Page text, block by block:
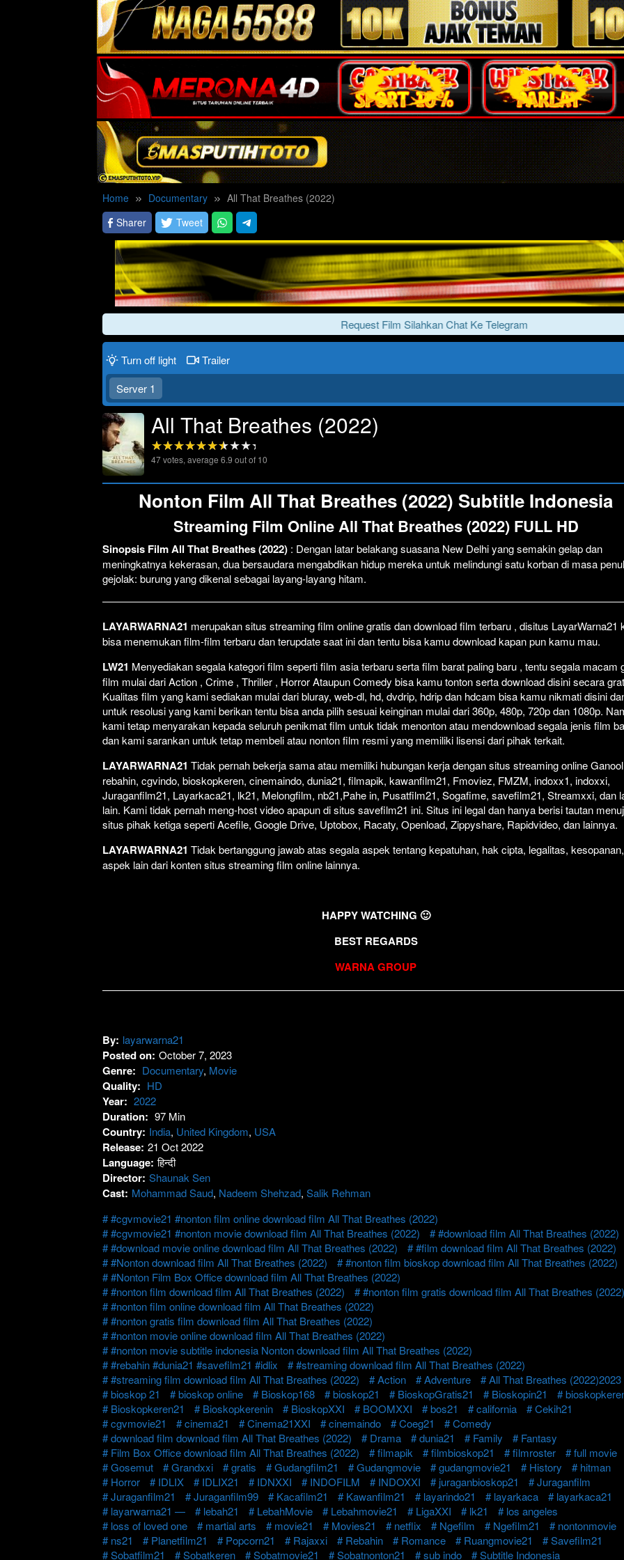
Home Documentary
All That Breathes (2022)
Sharer
Tweet
Request Film Silahkan Chat Ke Telegram
Lewati
Click To
Turn off light
Trailer
Server 1
All That Breathes (2022)
47votes, average 6.9 out of 10
Nonton Film All That Breathes (2022) Subtitle Indonesia
Streaming Film Online All That Breathes (2022) FULL HD
Sinopsis Film All That Breathes (2022) : Dengan latar belakang suasana New Delhi yang semakin gelap dan
meningkatnya kekerasan, dua bersaudara mengabdikan hidup mereka untuk melindungi satu korban di masa
gejolak: burung yang dikenal sebagai layang-layang hitam.
LAYARWARNA21 merupakan situs streaming film online gratis dan download film terbaru , disitus LayarWarna21
bisa menemukan film-film terbaru dan terupdate saat ini dan tentu bisa kamu download kapan pun kamu mau.
LW21 Menyediakan segala kategori film seperti film asia terbaru serta film barat paling baru , tentu segala macam
film mulai dari Action , Crime , Thriller , Horror Ataupun Comedy bisa kamu tonton serta download disini secara
Kualitas film yang kami sediakan mulai dari bluray, web-dl, hd, dvdrip, hdrip dan hdcam bisa kamu nikmati disini
untuk resolusi yang kami berikan tentu bisa anda pilih sesuai keinginan mulai dari 360p, 480p, 720p dan 1080p.
kami tetap menyarakan kepada seluruh penikmat film untuk tidak menonton atau mendownload segala jenis film
dan kami sarankan untuk tetap membeli atau nonton film resmi yang memiliki lisensi dari pihak terkait.
LAYARWARNA21 Tidak pernah bekerja sama atau memiliki hubungan kerja dengan situs streaming online
rebahin, cgvindo, bioskopkeren, cinemaindo, dunia21, filmapik, kawanfilm21, Fmoviez, FMZM, indoxx1, indoxxi,
Juraganfilm21, Layarkaca21, lk21, Melongfilm, nb21,Pahe in, Pusatfilm21, Sogafime, savefilm21, Streamxxi, dan
lain. Kami tidak pernah meng-host video apapun di situs savefilm21 ini. Situs ini legal dan hanya berisi tautan
situs pihak ketiga seperti Acefile, Google Drive, Uptobox, Racaty, Openload, Zippyshare, Rapidvideo, dan lainnya.
LAYARWARNA21 Tidak bertanggung jawab atas segala aspek tentang kepatuhan, hak cipta, legalitas,
aspek lain dari konten situs streaming film online lainnya.
HAPPY WATCHING 🙂
BEST REGARDS
WARNA GROUP
By: layarwarna21
Posted on: October 7, 2023
Genre: Documentary, Movie
Quality: HD
Year: 2022
Duration: 97 Min
Country: India, United Kingdom, USA
Release: 21 Oct 2022
Language: हिन्दी
Director: Shaunak Sen
Cast: Mohammad Saud, Nadeem Shehzad, Salik Rehman
#cgvmovie21 #nonton film online download film All That Breathes (2022)
#cgvmovie21 #nonton movie download film All That Breathes (2022)
#download film All That Breathes (2022)
#download movie online download film All That Breathes (2022)
#film download film All That Breathes (2022)
#Nonton download film All That Breathes (2022)
#nonton film bioskop download film All That Breathes (2022)
#Nonton Film Box Office download film All That Breathes (2022)
#nonton film download film All That Breathes (2022)
#nonton film gratis download film All That Breathes (2022)
#nonton film online download film All That Breathes (2022)
#nonton gratis film download film All That Breathes (2022)
#nonton movie online download film All That Breathes (2022)
#nonton movie subtitle indonesia Nonton download film All That Breathes (2022)
#rebahin #dunia21 #savefilm21 #idlix
#streaming download film All That Breathes (2022)
#streaming film download film All That Breathes (2022)
Action Adventure
All That Breathes (2022)2023
bioskop 21
bioskop online Bioskop168 bioskop21 BioskopGratis21 Bioskopin21
Bioskopkeren21
Bioskopkerenin BioskopXXI BOOMXXI bos21 california
Cekih21
cgvmovie21
cinema21 Cinema21XXI cinemaindo Coeg21
Comedy
download film download film All That Breathes (2022)
Drama dunia21 Family
Fantasy
Film Box Office download film All That Breathes (2022)
filmapik filmbioskop21 filmroster
full movie
Gosemut
Grandxxi gratis Gudangfilm21 Gudangmovie gudangmovie21 History
hitman
Horror
IDLIX IDLIX21 IDNXXI INDOFILM INDOXXI juraganbioskop21
Juraganfilm
Juraganfilm21
Juraganfilm99 Kacafilm21 Kawanfilm21 layarindo21 layarkaca
layarkaca21
layarwarna21 —
lebah21 LebahMovie Lebahmovie21 LigaXXI lk21
los angeles
loss of loved one
martial arts movie21 Movies21 netflix Ngefilm Ngefilm21
nontonmovie
ns21
Planetfilm21 Popcorn21 Rajaxxi Rebahin Romance Ruangmovie21
Savefilm21
Sobatfilm21
Sobatkeren Sobatmovie21 Sobatnonton21 sub indo
Subtitle Indonesia